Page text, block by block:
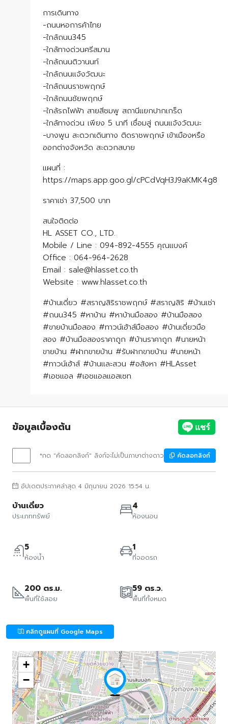
การเดินทาง
-ถนนหอการค้าไทย
-ใกล้ถนน345
-ใกล้ทางด่วนศรีสมาน
-ใกล้ถนนติวานนท์
-ใกล้ถนนแจ้งวัฒนะ
-ใกล้ถนนราชพฤกษ์
-ใกล้ถนนชัยพฤกษ์
-ใกล้รถไฟฟ้า สายสีชมพู สถานีแยกปากเกร็ด
-ใกล้ทางด่วน เพียง 5 นาที เชื่อมสู่ ถนนแจ้งวัฒนะ
-บางพูน สะดวกเดินทาง ติดราชพฤกษ์ เข้าเมืองหรือ
ออกต่างจังหวัด สะดวกสบาย
แผนที่ :
https://maps.app.goo.gl/cPCdVqH3J9aKMK4g8
ราคาเช่า 37,500 บาท
สนใจติดต่อ
HL ASSET CO., LTD.
Mobile / Line : 094-892-4555 คุณแบงค์
Office : 064-964-2628
Email : sale@hlasset.co.th
Website : www.hlasset.co.th
#บ้านเดี่ยว #สราญสิริราชพฤกษ์ #สราญสิริ #บ้านเช่า
#ถนน345 #หาบ้าน #หาบ้านมือสอง #บ้านมือสอง
#ขายบ้านมือสอง #ทาวน์เฮ้าส์มือสอง #บ้านเดี่ยวมือ
สอง #บ้านมือสองราคาถูก #บ้านราคาถูก #นายหน้า
ขายบ้าน #ฝากขายบ้าน #รับฝากขายบ้าน #นายหน้า
#ทาวน์เฮ้าส์ #บ้านเเละสวน #อสังหา #HLAsset
#เอชแอล #เอชแอลแอสเซท
ข้อมูลเบื้องต้น
*กด "คัดลอกลิงก์" ลิงก์จะไม่เป็นภาษาต่างดาว คัดลอกลิงก์
อัปเดตประกาศล่าสุด 4 มิถุนายน 2026 15:54 น.
บ้านเดี่ยว
ประเภททรัพย์
4
ห้องนอน
5
ห้องน้ำ
1
ที่จอดรถ
200 ตร.ม.
พื้นที่ใช้สอย
59 ตร.ว.
พื้นที่ทั้งหมด
คลิกดูแผนที่ Google Maps
+
−